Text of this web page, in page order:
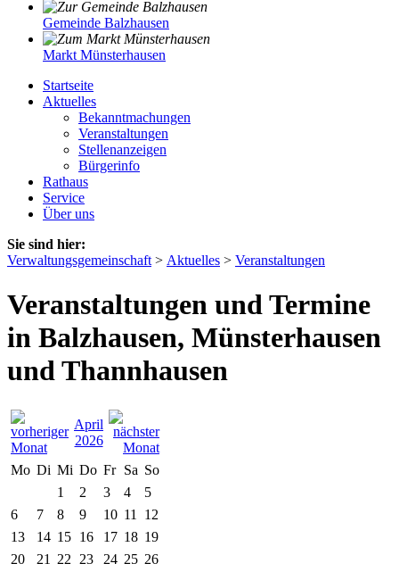
Gemeinde Balzhausen
Markt Münsterhausen
Startseite
Aktuelles
Bekanntmachungen
Veranstaltungen
Stellenanzeigen
Bürgerinfo
Rathaus
Service
Über uns
Sie sind hier:
Verwaltungsgemeinschaft > Aktuelles > Veranstaltungen
Veranstaltungen und Termine
in Balzhausen, Münsterhausen
und Thannhausen
April
2026
Mo Di Mi Do Fr Sa So
1
2 3 4
5
6
7 8 9 10 11
12
13
14 15 16 17 18 19
20
21 22 23 24 25 26